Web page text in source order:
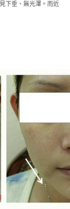
下垂、無光澤。而近